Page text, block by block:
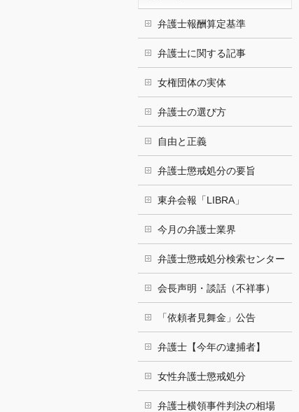
弁護士報酬算定基準
弁護士に関する記事
女権団体の実体
弁護士の選び方
自由と正義
弁護士懲戒処分の要旨
東弁会報「LIBRA」
今月の弁護士業界
弁護士懲戒処分検索センター
会長声明・談話（不祥事）
「依頼者見舞金」公告
弁護士【今年の逮捕者】
女性弁護士懲戒処分
弁護士横領事件判決の相場